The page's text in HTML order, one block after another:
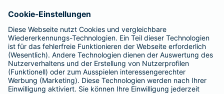
Barmenia ist Teil der BarmeniaGothaer
BELIEBTE SEITEN
Kranken-Zusatzversicherung
Tierversicherungen
Haftpflichtversicherung
Hausratversicherung